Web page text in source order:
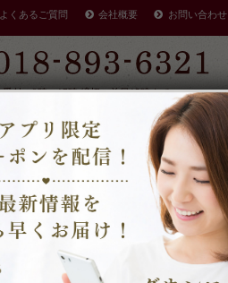
よくあるご質問 会社概要 お問い合わせ
受付：9時～17時 締切：前日15時まで
ケータリングやその他のご予約により
早く店を閉める場合があります。